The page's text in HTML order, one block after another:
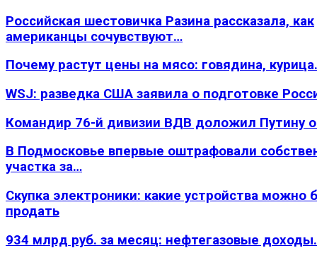
Российская шестовичка Разина рассказала, как
американцы сочувствуют…
Почему растут цены на мясо: говядина,
WSJ: разведка США заявила о подготовке
Командир 76-й дивизии ВДВ доложил Путину
В Подмосковье впервые оштрафовали
участка за…
Скупка электроники: какие устройства можно
продать
934 млрд руб. за месяц: нефтегазовые